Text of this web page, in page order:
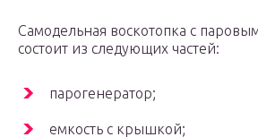
Самодельная воскотопка с
состоит из следующих частей:
парогенератор;
емкость с крышкой;